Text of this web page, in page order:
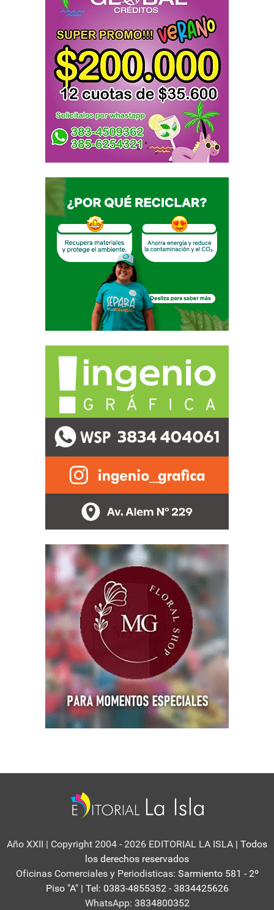
Año XXII | Copyright 2004 - 2026 EDITORIAL LA ISLA | Todos
los derechos reservados
Oficinas Comerciales y Periodisticas: Sarmiento 581 - 2º
Piso "A" | Tel: 0383-4855352 - 3834425626
WhatsApp: 3834800352